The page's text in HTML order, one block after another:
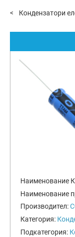
Кондензатори
Наименование
Наименование
Производител:
Категория:
Подкатегория: